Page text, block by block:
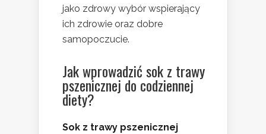
jako zdrowy wybór wspierający
ich zdrowie oraz dobre
samopoczucie.
Jak wprowadzić sok z trawy
pszenicznej do codziennej
diety?
Sok z trawy pszenicznej